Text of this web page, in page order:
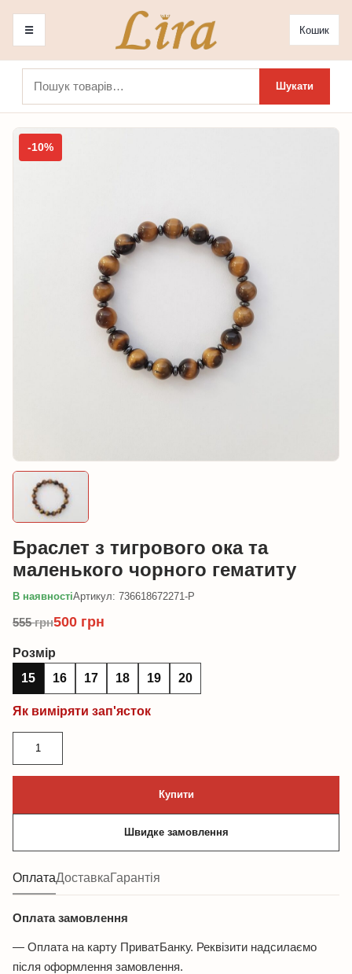
☰ Кошик
Шукати
Браслет з тигрового ока та
маленького чорного гематиту
В наявностіАртикул: 736618672271-P
555грн500 грн
Розмір
15
16 17 18 19 20
Як виміряти зап'ясток
тигрового
та
чорного
гематиту
кількість
Купити
Швидке замовлення
ОплатаДоставкаГарантія
Оплата замовлення
— Оплата на карту ПриватБанку. Реквізити надсилаємо
після оформлення замовлення.